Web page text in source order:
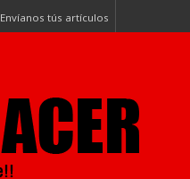
Envíanos tús artículos